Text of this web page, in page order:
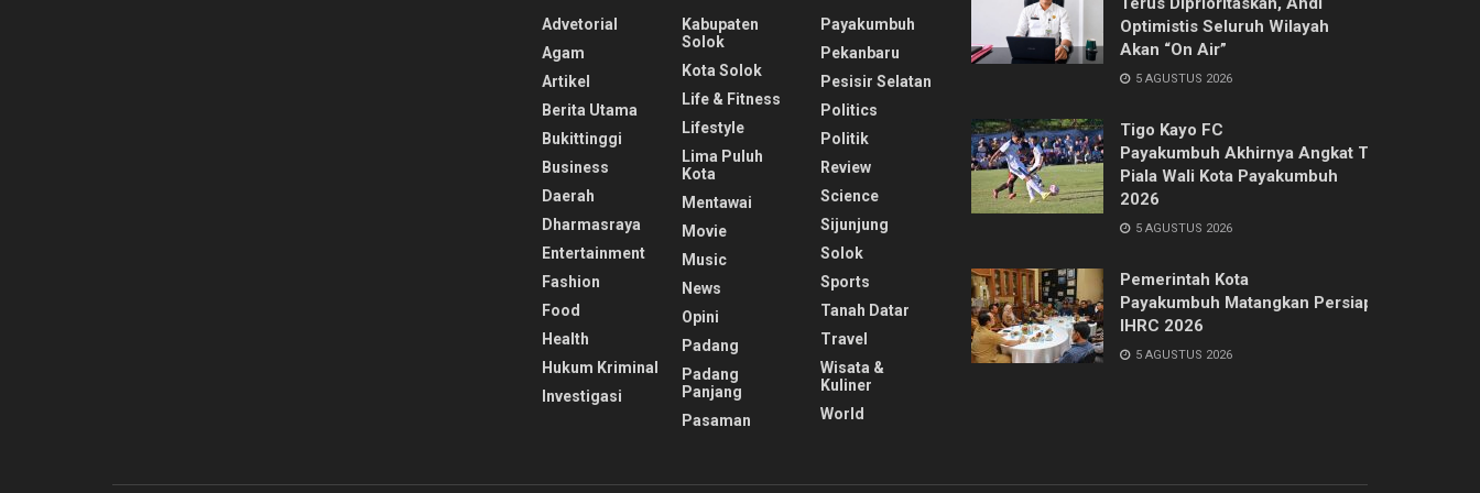
Advetorial
Agam
Artikel
Berita Utama
Bukittinggi
Business
Daerah
Dharmasraya
Entertainment
Fashion
Food
Health
Hukum Kriminal
Investigasi
Kabupaten
Solok
Kota Solok
Life & Fitness
Lifestyle
Lima Puluh
Kota
Mentawai
Movie
Music
News
Opini
Padang
Padang
Panjang
Pasaman
Payakumbuh
Pekanbaru
Pesisir Selatan
Politics
Politik
Review
Science
Sijunjung
Solok
Sports
Tanah Datar
Travel
Wisata &
Kuliner
World
Optimistis Seluruh Wilayah
Akan “On Air”
5 AGUSTUS 2026
Tigo Kayo FC
Payakumbuh Akhirnya Angkat Trofi
Piala Wali Kota Payakumbuh
2026
5 AGUSTUS 2026
Pemerintah Kota
Payakumbuh Matangkan Persiapan
IHRC 2026
5 AGUSTUS 2026